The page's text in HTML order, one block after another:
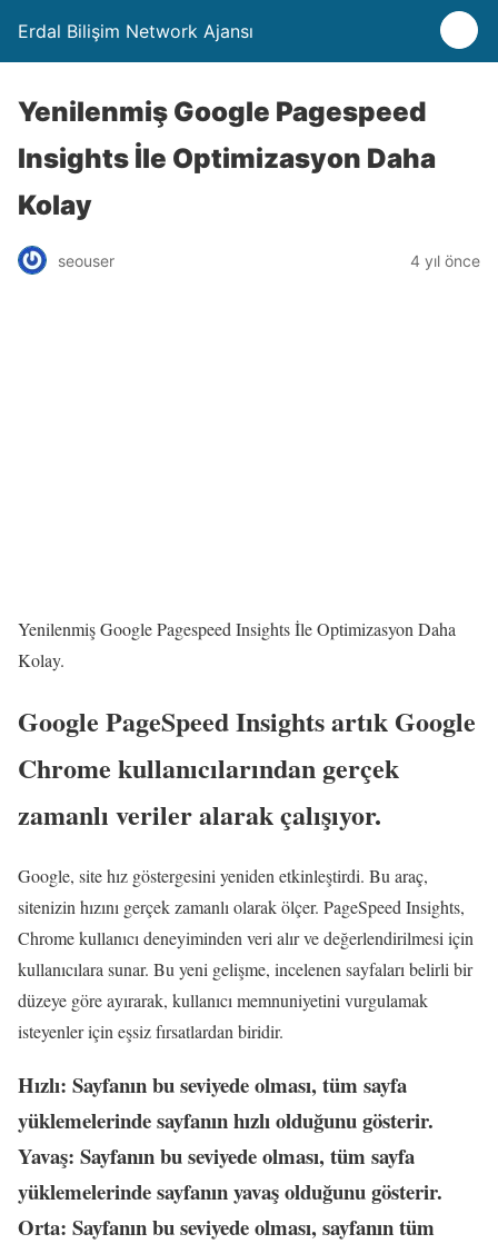
Erdal Bilişim Network Ajansı
Yenilenmiş Google Pagespeed
Insights İle Optimizasyon Daha
Kolay
seouser 4 yıl önce
Yenilenmiş Google Pagespeed Insights İle Optimizasyon Daha
Kolay.
Google PageSpeed ​​Insights artık Google
Chrome kullanıcılarından gerçek
zamanlı veriler alarak çalışıyor.
Google, site hız göstergesini yeniden etkinleştirdi. Bu araç,
sitenizin hızını gerçek zamanlı olarak ölçer. PageSpeed ​​Insights,
Chrome kullanıcı deneyiminden veri alır ve değerlendirilmesi için
kullanıcılara sunar. Bu yeni gelişme, incelenen sayfaları belirli bir
düzeye göre ayırarak, kullanıcı memnuniyetini vurgulamak
isteyenler için eşsiz fırsatlardan biridir.
Hızlı: Sayfanın bu seviyede olması, tüm sayfa
yüklemelerinde sayfanın hızlı olduğunu gösterir.
Yavaş: Sayfanın bu seviyede olması, tüm sayfa
yüklemelerinde sayfanın yavaş olduğunu gösterir.
Orta: Sayfanın bu seviyede olması, sayfanın tüm